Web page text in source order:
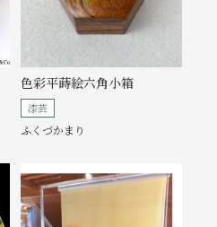
色彩平蒔絵六角小箱
漆芸
ふくづかまり